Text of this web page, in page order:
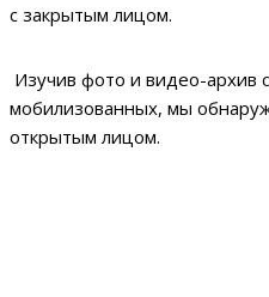
с закрытым лицом.
Изучив фото и видео-архив
мобилизованных, мы
открытым лицом.